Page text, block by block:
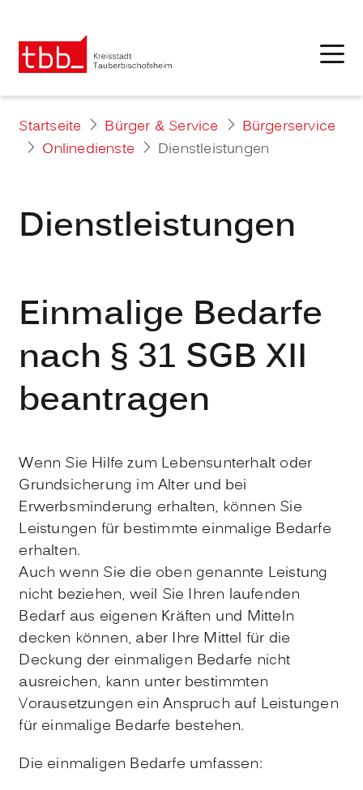
Startseite Bürger & Service
Bürgerservice
Onlinedienste
Dienstleistungen
Dienstleistungen
Einmalige Bedarfe
nach § 31 SGB XII
beantragen
Wenn Sie Hilfe zum Lebensunterhalt oder
Grundsicherung im Alter und bei
Erwerbsminderung erhalten, können Sie
Leistungen für bestimmte einmalige Bedarfe
erhalten.
Auch wenn Sie die oben genannte Leistung
nicht beziehen, weil Sie Ihren laufenden
Bedarf aus eigenen Kräften und Mitteln
decken können, aber Ihre Mittel für die
Deckung der einmaligen Bedarfe nicht
ausreichen, kann unter bestimmten
Vorausetzungen ein Anspruch auf Leistungen
für einmalige Bedarfe bestehen.
Die einmaligen Bedarfe umfassen: